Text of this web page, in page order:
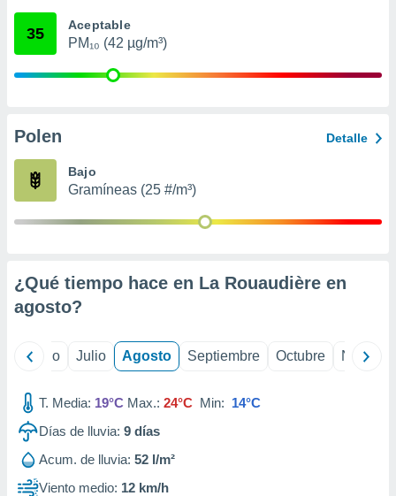
mediante
publicidad
de
35 Aceptable
PM₁₀ (42 µg/m³)
Polen Detalle
Bajo
Gramíneas (25 #/m³)
¿Qué tiempo hace en La Rouaudière en
agosto?
Junio Julio Agosto Septiembre Octubre
T. Media: 19°C Max.: 24°C Min: 14°C
Días de lluvia: 9 días
Acum. de lluvia: 52 l/m²
Viento medio: 12 km/h